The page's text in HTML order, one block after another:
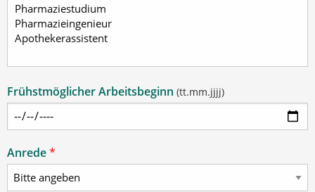
Frühstmöglicher Arbeitsbeginn (tt.mm.jjjj)
Anrede*